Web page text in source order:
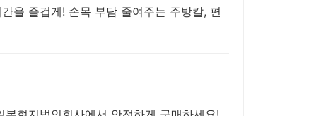
을 즐겁게! 손목 부담 줄여주는 주방칼, 편